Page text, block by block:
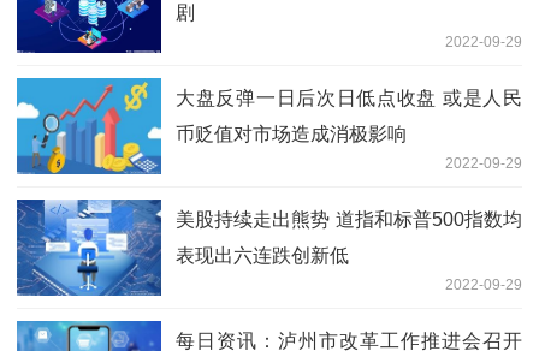
剧
2022-09-29
大盘反弹一日后次日低点收盘 或是人民
币贬值对市场造成消极影响
2022-09-29
美股持续走出熊势 道指和标普500指数均
表现出六连跌创新低
2022-09-29
每日资讯：泸州市改革工作推进会召开